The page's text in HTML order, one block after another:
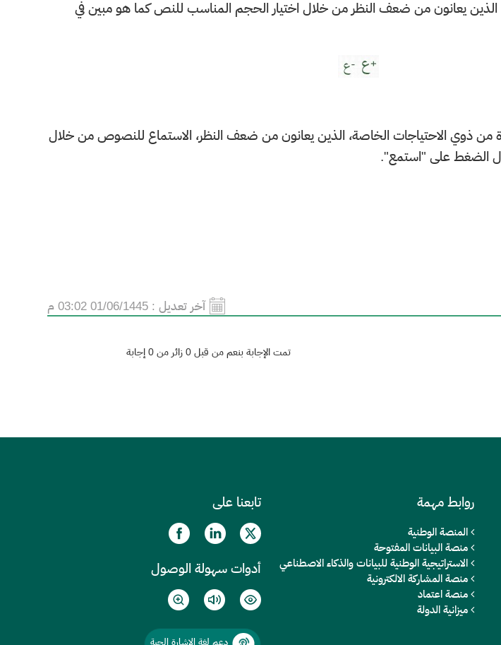
الذين يعانون من ضعف النظر من خلال اختيار الحجم المناسب للنص كما هو مبين في
من ذوي الاحتياجات الخاصة، الذين يعانون من ضعف النظر، الاستماع للنصوص من خلال
الضغط على "استمع".
آخر تعديل : 01/06/1445 03:02 م
تمت الإجابة بنعم من قبل 0 زائر من 0 إجابة
روابط مهمة
المنصة الوطنية
منصة البيانات المفتوحة
الاستراتيجية الوطنية للبيانات والذكاء الاصطناعي
منصة المشاركة الالكترونية
منصة اعتماد
ميزانية الدولة
تابعنا على
أدوات سهولة الوصول
دعم لغة الإشارة الحية